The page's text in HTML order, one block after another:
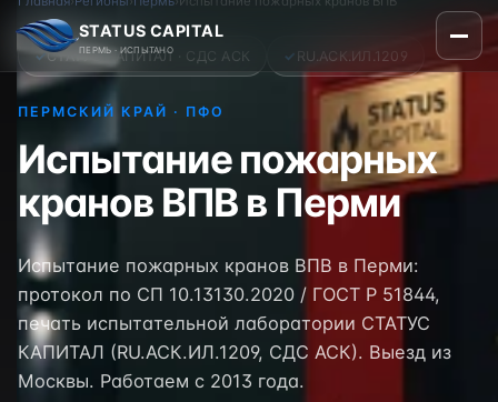
STATUS CAPITAL
ПЕРМЬ · ИСПЫТАНО
✓СТАТУС КАПИТАЛ · СДС АСК ✓ RU.АСК.ИЛ.1209
ПЕРМСКИЙ КРАЙ · ПФО
Испытание пожарных
кранов ВПВ в Перми
Испытание пожарных кранов ВПВ в Перми:
протокол по СП 10.13130.2020 / ГОСТ Р 51844,
печать испытательной лаборатории СТАТУС
КАПИТАЛ (RU.АСК.ИЛ.1209, СДС АСК). Выезд из
Москвы. Работаем с 2013 года.